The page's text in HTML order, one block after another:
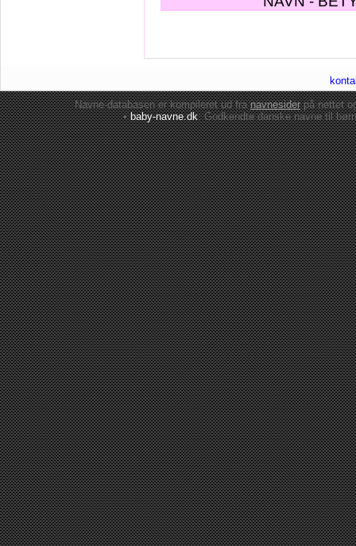
Navne-databasen er kompileret ud franavnesiderpå nettet
•baby-navne.dk: Godkendte danskenavne til børn